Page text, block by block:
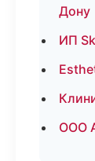
Дону
ИП
ООО